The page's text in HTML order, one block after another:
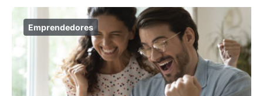
Emprendedores